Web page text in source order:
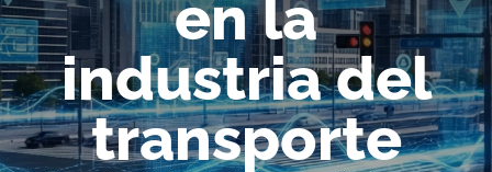
en la
industria del
transporte